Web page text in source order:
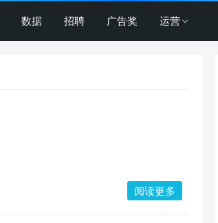
数据 招聘 广告奖 运营
阅读更多